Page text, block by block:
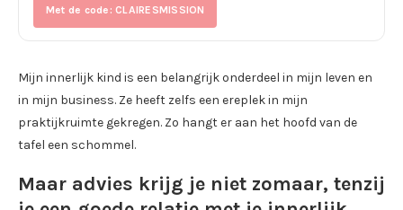
Met de code: CLAIRESMISSION
Mijn innerlijk kind is een belangrijk onderdeel in mijn leven en
in mijn business. Ze heeft zelfs een ereplek in mijn
praktijkruimte gekregen. Zo hangt er aan het hoofd van de
tafel een schommel.
Maar advies krijg je niet zomaar, tenzij